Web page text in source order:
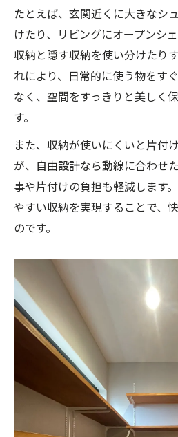
夫
生活感を隠す自由設
美観と機能性を両立す
間取り変更で生まれる
自然を感じる自由設計
光と風を活かした自由
四季に寄り添う自由
自然素材を使った自由
たとえば、玄関近くに大きなシ
けたり、リビングにオープンシ
収納と隠す収納を使い分けたり
れにより、日常的に使う物をす
なく、空間をすっきりと美しく
す。
また、収納が使いにくいと片付
が、自由設計なら動線に合わせ
事や片付けの負担も軽減します
やすい収納を実現することで、
のです。